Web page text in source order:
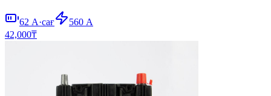
62 А·сағ 560 А
42,000₸